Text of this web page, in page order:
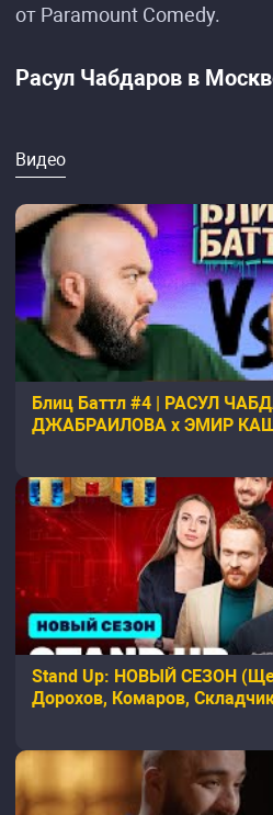
от Paramount Comedy.
Расул Чабдаров в
Видео
Блиц Баттл #4 | РАСУЛ
ДЖАБРАИЛОВА х ЭМИР
Stand Up: НОВЫЙ СЕЗОН
Дорохов, Комаров,